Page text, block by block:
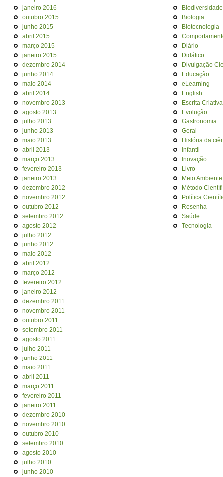
janeiro 2016
outubro 2015
junho 2015
abril 2015
março 2015
janeiro 2015
dezembro 2014
junho 2014
maio 2014
abril 2014
novembro 2013
agosto 2013
julho 2013
junho 2013
maio 2013
abril 2013
março 2013
fevereiro 2013
janeiro 2013
dezembro 2012
novembro 2012
outubro 2012
setembro 2012
agosto 2012
julho 2012
junho 2012
maio 2012
abril 2012
março 2012
fevereiro 2012
janeiro 2012
dezembro 2011
novembro 2011
outubro 2011
setembro 2011
agosto 2011
julho 2011
junho 2011
maio 2011
abril 2011
março 2011
fevereiro 2011
janeiro 2011
dezembro 2010
novembro 2010
outubro 2010
setembro 2010
agosto 2010
julho 2010
junho 2010
Biodiversidade
Biologia
Biotecnologia
Diário
Didático
Divulgação
Educação
eLearning
English
Escrita Criativa
Evolução
Gastronomia
Geral
História da
Infantil
Inovação
Livro
Meio Ambiente
Método
Política
Resenha
Saúde
Tecnologia